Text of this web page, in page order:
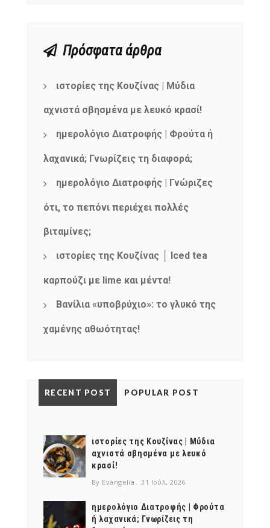
Πρόσφατα άρθρα
ιστορίες της Κουζίνας | Μύδια
αχνιστά σβησμένα με λευκό κρασί!
ημερολόγιο Διατροφής | Φρούτα ή
λαχανικά; Γνωρίζεις τη διαφορά;
ημερολόγιο Διατροφής | Γνώριζες
ότι, το πεπόνι περιέχει πολλές
βιταμίνες;
ιστορίες της Κουζίνας │ Iced tea
καρπούζι με lime και μέντα!
Βανίλια «υποβρύχιο»: το γλυκό της
χαμένης αθωότητας!
RECENT POST POPULAR POST
ιστορίες της Κουζίνας | Μύδια
αχνιστά σβησμένα με λευκό
κρασί!
By Evangelia 31 Ιούλ, 2026
ημερολόγιο Διατροφής | Φρούτα
ή λαχανικά; Γνωρίζεις τη